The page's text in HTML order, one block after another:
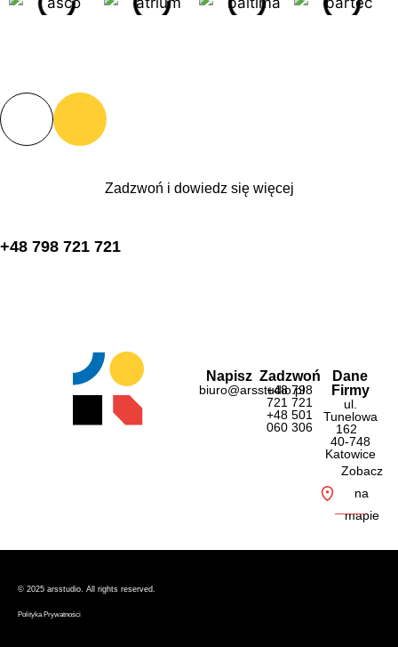
Zadzwoń i dowiedz się więcej
+48 798 721 721
Napisz
biuro@arsstudio.pl
Zadzwoń
+48 798
721 721
+48 501
060 306
Dane
Firmy
ul.
Tunelowa
162
40-748
Katowice
Zobacz
na
mapie
© 2025 arsstudio. All rights reserved.
Polityka Prywatności